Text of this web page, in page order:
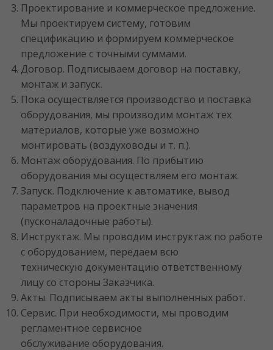
Проектирование и коммерческое предложение.
Мы проектируем систему, готовим
спецификацию и формируем коммерческое
предложение с точными суммами.
Договор. Подписываем договор на поставку,
монтаж и запуск.
Пока осуществляется производство и поставка
оборудования, мы производим монтаж тех
материалов, которые уже возможно
монтировать (воздуховоды и т. п.).
Монтаж оборудования. По прибытию
оборудования мы осуществляем его монтаж.
Запуск. Подключение к автоматике, вывод
параметров на проектные значения
(пусконаладочные работы).
Инструктаж. Мы проводим инструктаж по работе
с оборудованием, передаем всю
техническую документацию ответственному
лицу со стороны Заказчика.
Акты. Подписываем акты выполненных работ.
Сервис. При необходимости, мы проводим
регламентное сервисное
обслуживание оборудования.